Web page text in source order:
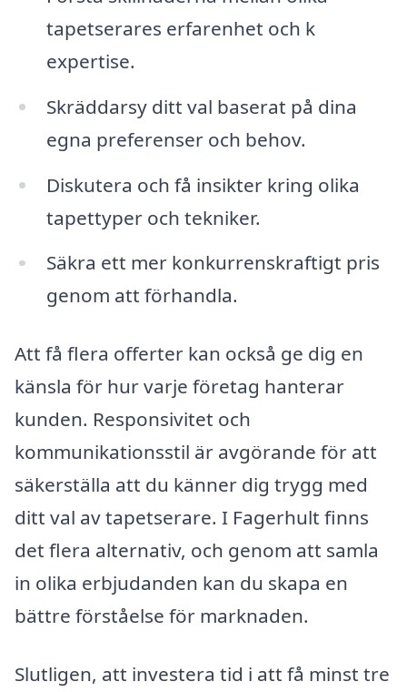
tapetserares erfarenhet och k
expertise.
Skräddarsy ditt val baserat på dina
egna preferenser och behov.
Diskutera och få insikter kring olika
tapettyper och tekniker.
Säkra ett mer konkurrenskraftigt pris
genom att förhandla.
Att få flera offerter kan också ge dig en
känsla för hur varje företag hanterar
kunden. Responsivitet och
kommunikationsstil är avgörande för att
säkerställa att du känner dig trygg med
ditt val av tapetserare. I Fagerhult finns
det flera alternativ, och genom att samla
in olika erbjudanden kan du skapa en
bättre förståelse för marknaden.
Slutligen, att investera tid i att få minst tre